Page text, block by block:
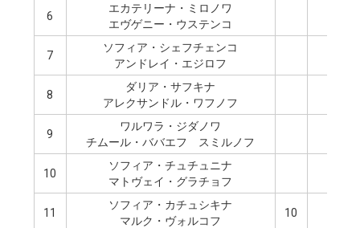
6
エカテリーナ・ミロノワ
エヴゲニー・ウステンコ
7
ソフィア・シェフチェンコ
アンドレイ・エジロフ
8
ダリア・サフキナ
アレクサンドル・ワフノフ
9
ワルワラ・ジダノワ
チムール・ババエフ゠スミルノフ
10
ソフィア・チュチュニナ
マトヴェイ・グラチョフ
11
ソフィア・カチュシキナ
マルク・ヴォルコフ
10